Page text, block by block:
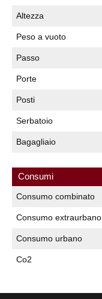
Altezza
Peso a vuoto
Passo
Porte
Posti
Serbatoio
Bagagliaio
Consumi
Consumo combinato
Consumo extraurbano
Consumo urbano
Co2